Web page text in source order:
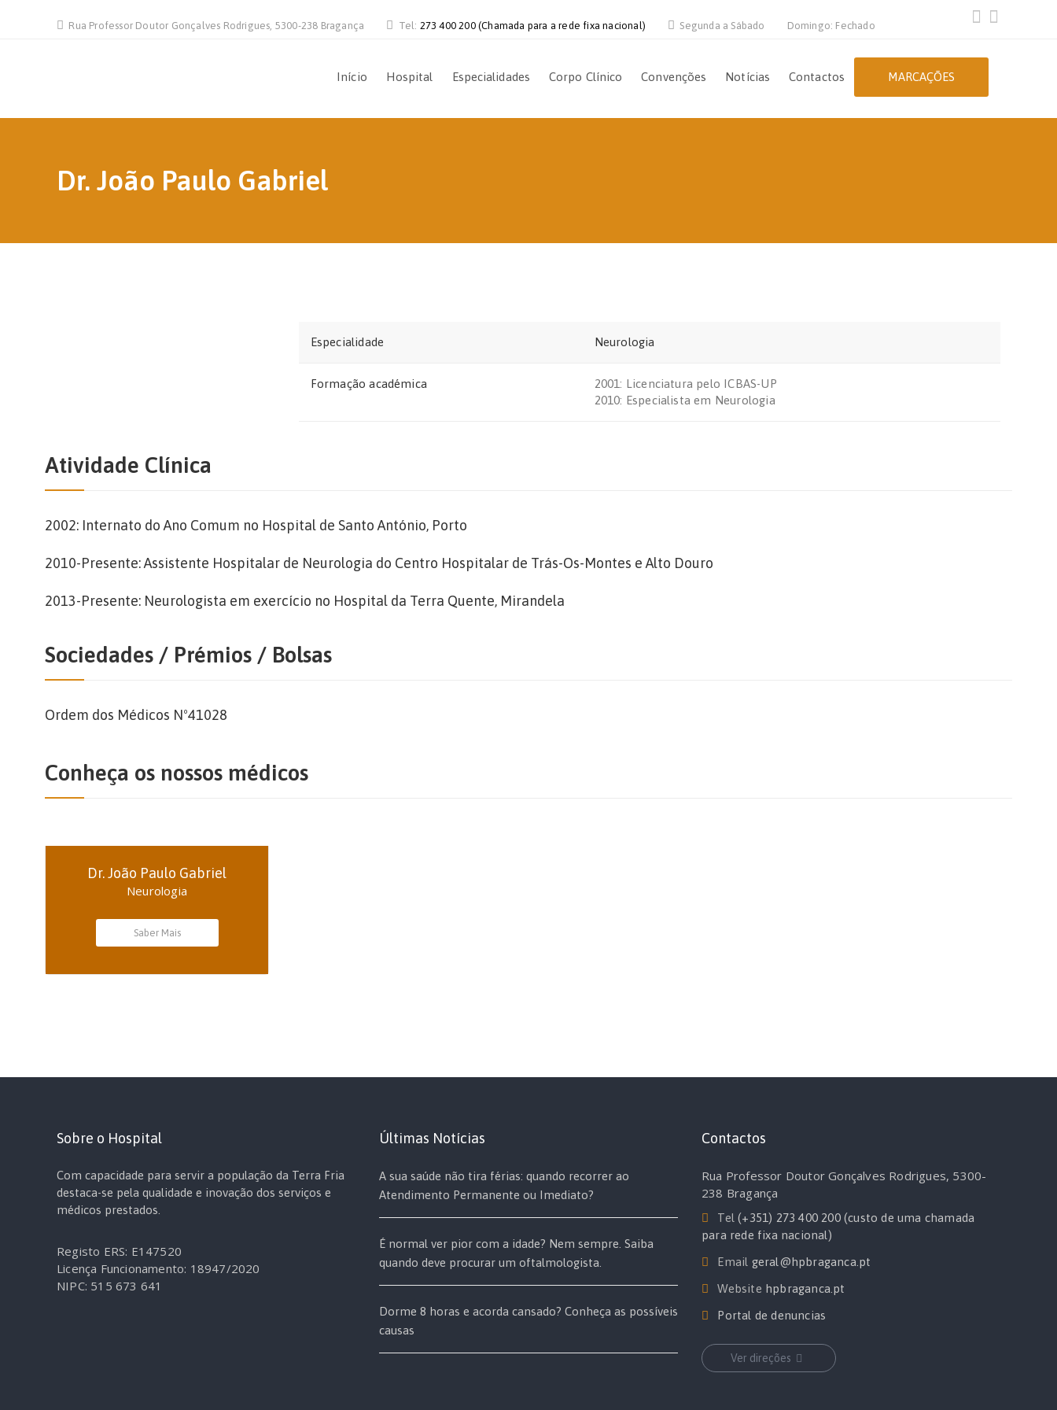
Rua Professor Doutor Gonçalves Rodrigues, 5300-238 Bragança Tel: 273 400 200 (Chamada para a rede fixa nacional) Segunda a Sábado Domingo: Fechado
Início Hospital Especialidades Corpo Clínico Convenções Notícias Contactos MARCAÇÕES
Dr. João Paulo Gabriel
Especialidade Neurologia
Formação académica
2001: Licenciatura pelo ICBAS-UP
2010: Especialista em Neurologia
Atividade Clínica
2002: Internato do Ano Comum no Hospital de Santo António, Porto
2010-Presente: Assistente Hospitalar de Neurologia do Centro Hospitalar de Trás-Os-Montes e Alto Douro
2013-Presente: Neurologista em exercício no Hospital da Terra Quente, Mirandela
Sociedades / Prémios / Bolsas
Ordem dos Médicos Nº41028
Conheça os nossos médicos
Dr. João Paulo Gabriel
Neurologia
Saber Mais
Sobre o Hospital
Com capacidade para servir a população da Terra Fria
destaca-se pela qualidade e inovação dos serviços e
médicos prestados.
Registo ERS: E147520
Licença Funcionamento: 18947/2020
NIPC: 515 673 641
Últimas Notícias
A sua saúde não tira férias: quando recorrer ao
Atendimento Permanente ou Imediato?
É normal ver pior com a idade? Nem sempre. Saiba
quando deve procurar um oftalmologista.
Dorme 8 horas e acorda cansado? Conheça as possíveis
causas
Contactos
Rua Professor Doutor Gonçalves Rodrigues, 5300-
238 Bragança
Tel(+351) 273 400 200 (custo de uma chamada
para rede fixa nacional)
Email geral@hpbraganca.pt
Website hpbraganca.pt
Portal de denuncias
Ver direções